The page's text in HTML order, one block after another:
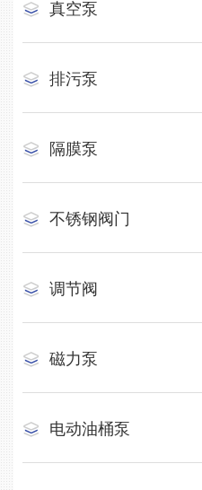
真空泵
排污泵
隔膜泵
不锈钢阀门
调节阀
磁力泵
电动油桶泵